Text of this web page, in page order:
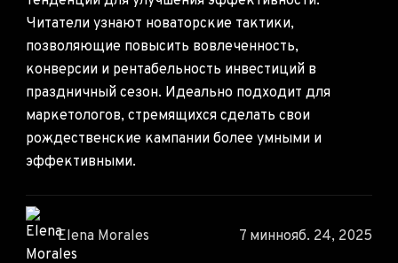
Читатели узнают новаторские тактики,
позволяющие повысить вовлеченность,
конверсии и рентабельность инвестиций в
праздничный сезон. Идеально подходит для
маркетологов, стремящихся сделать свои
рождественские кампании более умными и
эффективными.
Elena Morales 7 миннояб. 24, 2025